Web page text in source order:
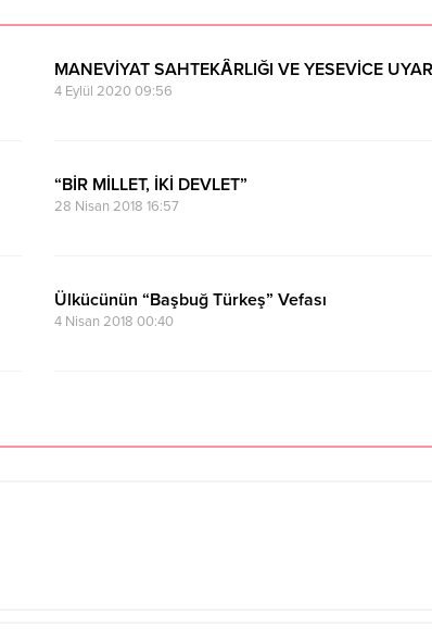
MANEVİYAT SAHTEKÂRLIĞI VE YESEVİCE
4 Eylül 2020 09:56
“BİR MİLLET, İKİ DEVLET”
28 Nisan 2018 16:57
Ülkücünün “Başbuğ Türkeş” Vefası
4 Nisan 2018 00:40